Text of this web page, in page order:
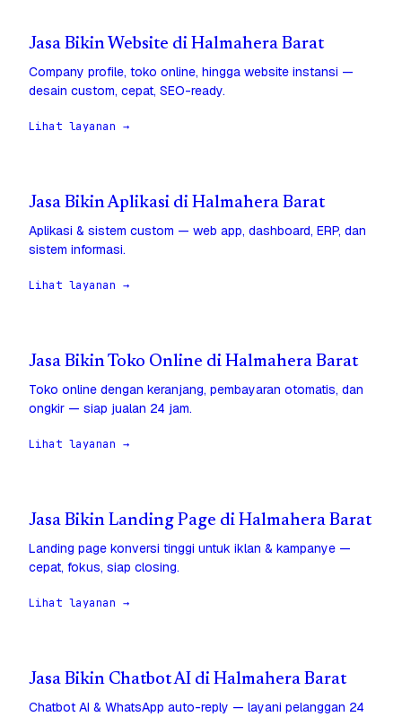
Jasa Bikin Website di Halmahera Barat
Company profile, toko online, hingga website instansi —
desain custom, cepat, SEO-ready.
Lihat layanan →
Jasa Bikin Aplikasi di Halmahera Barat
Aplikasi & sistem custom — web app, dashboard, ERP, dan
sistem informasi.
Lihat layanan →
Jasa Bikin Toko Online di Halmahera Barat
Toko online dengan keranjang, pembayaran otomatis, dan
ongkir — siap jualan 24 jam.
Lihat layanan →
Jasa Bikin Landing Page di Halmahera Barat
Landing page konversi tinggi untuk iklan & kampanye —
cepat, fokus, siap closing.
Lihat layanan →
Jasa Bikin Chatbot AI di Halmahera Barat
Chatbot AI & WhatsApp auto-reply — layani pelanggan 24